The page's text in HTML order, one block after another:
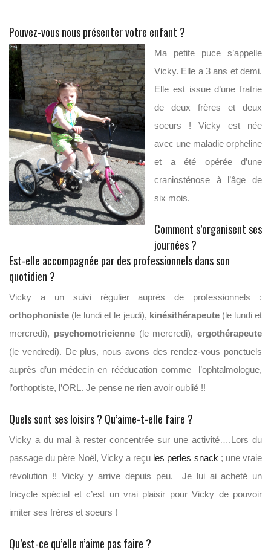
Pouvez-vous nous présenter votre enfant ?
Ma petite puce s’appelle
Vicky. Elle a 3 ans et demi.
Elle est issue d’une fratrie
de deux frères et deux
soeurs ! Vicky est née
avec une maladie orpheline
et a été opérée d’une
craniosténose à l’âge de
six mois.
Comment s’organisent ses
journées ?
Est-elle accompagnée par des professionnels dans son
quotidien ?
Vicky a un suivi régulier auprès de professionnels :
orthophoniste (le lundi et le jeudi), kinésithérapeute(le lundi et
mercredi), psychomotricienne(le mercredi), ergothérapeute
(le vendredi). De plus, nous avons des rendez-vous ponctuels
auprès d’un médecin en rééducation comme l’ophtalmologue,
l’orthoptiste, l’ORL. Je pense ne rien avoir oublié !!
Quels sont ses loisirs ? Qu’aime-t-elle faire ?
Vicky a du mal à rester concentrée sur une activité….Lors du
passage du père Noël, Vicky a reçu les perles snack ; une vraie
révolution !! Vicky y arrive depuis peu. Je lui ai acheté un
tricycle spécial et c’est un vrai plaisir pour Vicky de pouvoir
imiter ses frères et soeurs !
Qu’est-ce qu’elle n’aime pas faire ?